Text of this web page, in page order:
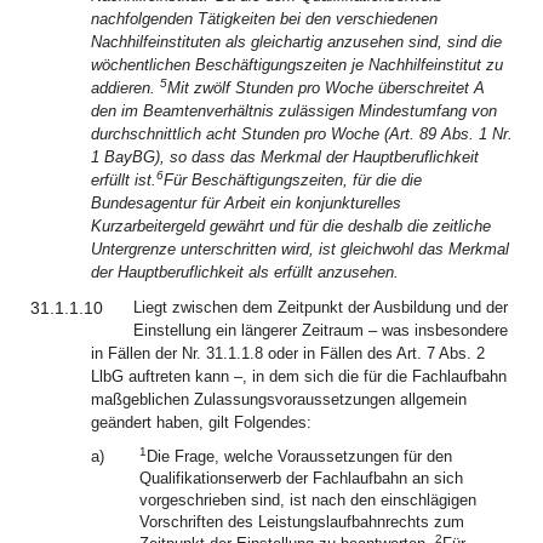
nachfolgenden Tätigkeiten bei den verschiedenen
Nachhilfeinstituten als gleichartig anzusehen sind, sind die
wöchentlichen Beschäftigungszeiten je Nachhilfeinstitut zu
addieren. 5Mit zwölf Stunden pro Woche überschreitet A
den im Beamtenverhältnis zulässigen Mindestumfang von
durchschnittlich acht Stunden pro Woche (Art. 89 Abs. 1 Nr.
1 BayBG), so dass das Merkmal der Hauptberuflichkeit
erfüllt ist.6Für Beschäftigungszeiten, für die die
Bundesagentur für Arbeit ein konjunkturelles
Kurzarbeitergeld gewährt und für die deshalb die zeitliche
Untergrenze unterschritten wird, ist gleichwohl das Merkmal
der Hauptberuflichkeit als erfüllt anzusehen.
31.1.1.10
Liegt zwischen dem Zeitpunkt der Ausbildung und der
Einstellung ein längerer Zeitraum – was insbesondere
in Fällen der Nr. 31.1.1.8 oder in Fällen des Art. 7 Abs. 2
LlbG auftreten kann –, in dem sich die für die Fachlaufbahn
maßgeblichen Zulassungsvoraussetzungen allgemein
geändert haben, gilt Folgendes:
a)
1 Die Frage, welche Voraussetzungen für den
Qualifikationserwerb der Fachlaufbahn an sich
vorgeschrieben sind, ist nach den einschlägigen
Vorschriften des Leistungslaufbahnrechts zum
2